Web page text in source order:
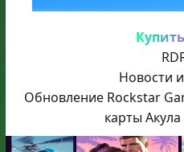
Новости
Обновление Rockstar
карты Акула